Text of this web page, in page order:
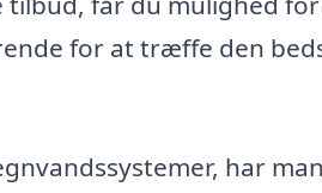
for at træffe den
har